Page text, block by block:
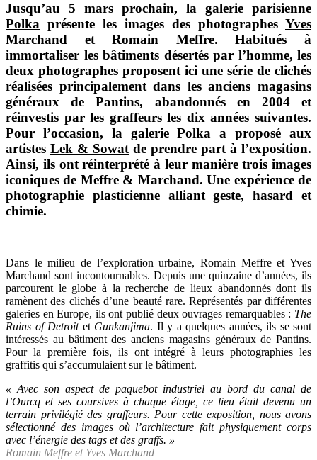
Jusqu’au 5 mars prochain, la galerie parisienne
Polka présente les images des photographes Yves
Marchand et Romain Meffre. Habitués à
immortaliser les bâtiments désertés par l’homme, les
deux photographes proposent ici une série de clichés
réalisées principalement dans les anciens magasins
généraux de Pantins, abandonnés en 2004 et
réinvestis par les graffeurs les dix années suivantes.
Pour l’occasion, la galerie Polka a proposé aux
artistes Lek & Sowatde prendre part à l’exposition.
Ainsi, ils ont réinterprété à leur manière trois images
iconiques de Meffre & Marchand. Une expérience de
photographie plasticienne alliant geste, hasard et
chimie.
Dans le milieu de l’exploration urbaine, Romain Meffre et Yves
Marchand sont incontournables. Depuis une quinzaine d’années, ils
parcourent le globe à la recherche de lieux abandonnés dont ils
ramènent des clichés d’une beauté rare. Représentés par différentes
galeries en Europe, ils ont publié deux ouvrages remarquables : The
Ruins of Detroitet Gunkanjima. Il y a quelques années, ils se sont
intéressés au bâtiment des anciens magasins généraux de Pantins.
Pour la première fois, ils ont intégré à leurs photographies les
graffitis qui s’accumulaient sur le bâtiment.
« Avec son aspect de paquebot industriel au bord du canal de
l’Ourcq et ses coursives à chaque étage, ce lieu était devenu un
terrain privilégié des graffeurs. Pour cette exposition, nous avons
sélectionné des images où l’architecture fait physiquement corps
avec l’énergie des tags et des graffs. »
Romain Meffre et Yves Marchand